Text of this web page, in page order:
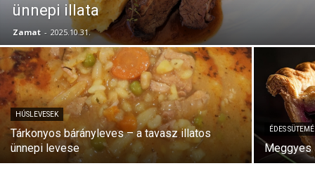
ünnepi illata
Zamat - 2025.10.31.
HÚSLEVESEK
Tárkonyos bárányleves – a tavasz illatos
ünnepi levese
ÉDES
Meggyes